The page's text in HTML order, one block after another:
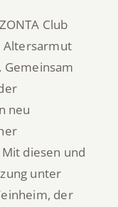
Club
Altersarmut
neu
diesen und
unter
der